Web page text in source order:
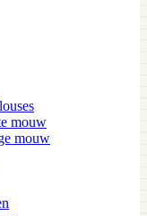
mouw
mouw